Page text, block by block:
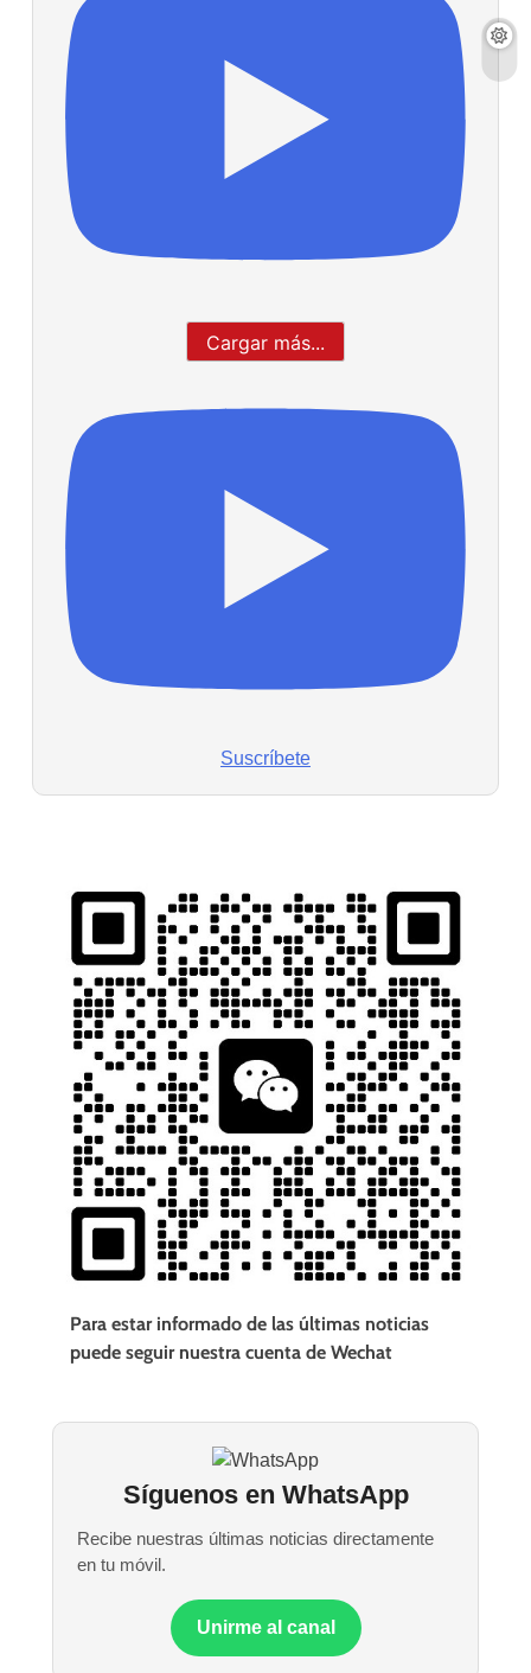
Cargar más...
Suscríbete
Para estar informado de las últimas noticias
puede seguir nuestra cuenta de Wechat
Síguenos en WhatsApp
Recibe nuestras últimas noticias directamente
en tu móvil.
Unirme al canal